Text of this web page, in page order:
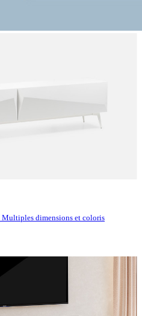
Multiples dimensions et coloris